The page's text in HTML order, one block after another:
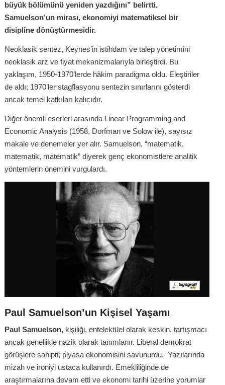
büyük bölümünü yeniden yazdığını” belirtti.
Samuelson’un mirası, ekonomiyi matematiksel bir
disipline dönüştürmesidir.
Neoklasik sentez, Keynes’in istihdam ve talep yönetimini
neoklasik arz ve fiyat mekanizmalarıyla birleştirdi. Bu
yaklaşım, 1950-1970’lerde hâkim paradigma oldu. Eleştiriler
de aldı; 1970’ler stagflasyonu sentezin sınırlarını gösterdi
ancak temel katkıları kalıcıdır.
Diğer önemli eserleri arasında Linear Programming and
Economic Analysis (1958, Dorfman ve Solow ile), sayısız
makale ve denemeler yer alır. Samuelson, “matematik,
matematik, matematik” diyerek genç ekonomistlere analitik
yöntemlerin önemini vurgulardı.
Paul Samuelson’un Kişisel Yaşamı
Paul Samuelson, kişiliği, entelektüel olarak keskin, tartışmacı
ancak genellikle nazik olarak tanımlanır. Liberal demokrat
görüşlere sahipti; piyasa ekonomisini savunurdu. Yazılarında
mizah ve ironiyi ustaca kullanırdı. Emekliliğinde de
araştırmalarına devam etti ve ekonomi tarihi üzerine yorumlar